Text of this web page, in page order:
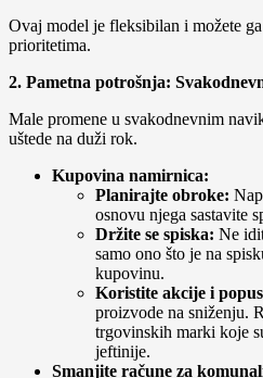
Ovaj model je fleksibilan i možete
prioritetima.
2. Pametna potrošnja:
Male promene u svakodnevnim
uštede na duži rok.
Kupovina namirnica:
Planirajte obroke:
osnovu njega sastavite
Držite se spiska: Ne
samo ono što je na
kupovinu.
Koristite akcije i
proizvode na sniženju.
trgovinskih marki koje
jeftinije.
Smanjite račune za